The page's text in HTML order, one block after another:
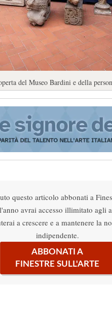
del Museo Bardini e della
questo articolo abbonati a
avrai accesso illimitato agli
a crescere e a mantenere la
indipendente.
ABBONATI A
FINESTRE SULL'ARTE